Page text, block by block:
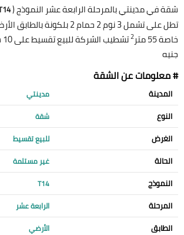
شقة في مدينتي بالمرحلة الرابعة عشر النموذج (
تطل على تشمل 3 نوم 2 حمام 2
خاصة 55 متر
2
جنيه
# معلومات عن الشقة
المدينة مدينتي
النوع شقة
الغرض للبيع تقسيط
الحالة غير مستلمة
النموذج T14
المرحلة الرابعة عشر
الطابق الأرضي